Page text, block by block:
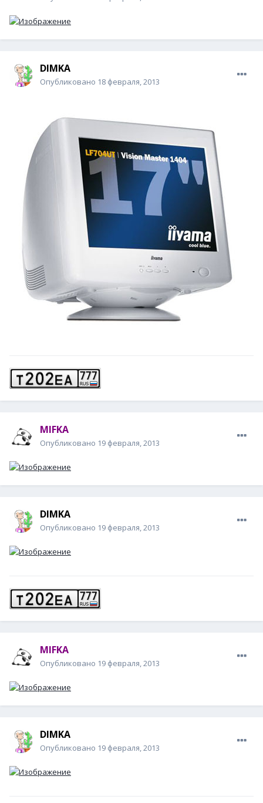
DIМKA
Опубликовано 18 февраля, 2013
MIFKA
Опубликовано 19 февраля, 2013
DIМKA
Опубликовано 19 февраля, 2013
MIFKA
Опубликовано 19 февраля, 2013
DIМKA
Опубликовано 19 февраля, 2013